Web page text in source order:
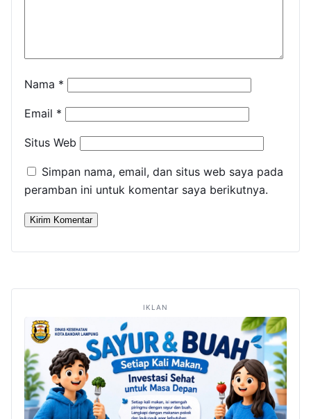
Nama *
Email *
Situs Web
Simpan nama, email, dan situs web saya pada
peramban ini untuk komentar saya berikutnya.
IKLAN